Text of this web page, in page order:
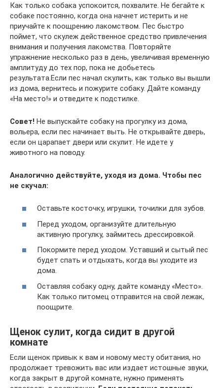
Как только собака успокоится, похвалите. Не бегайте к
собаке постоянно, когда она начнет истерить и не
приучайте к поощрению лакомством. Пес быстро
поймет, что скулеж действенное средство привлечения
внимания и получения лакомства. Повторяйте
упражнение несколько раз в день, увеличивая временную
амплитуду до тех пор, пока не добьетесь
результата.Если пес начал скулить, как только вы вышли
из дома, вернитесь и пожурите собаку. Дайте команду
«На место!» и отведите к подстилке.
Совет! Не выпускайте собаку на прогулку из дома,
вольера, если пес начинает выть. Не открывайте дверь,
если он царапает двери или скулит. Не идете у
животного на поводу.
Аналогично действуйте, уходя из дома. Чтобы пес
не скучал:
Оставьте косточку, игрушки, точилки для зубов.
Перед уходом, организуйте длительную
активную прогулку, займитесь дрессировкой.
Покормите перед уходом. Уставший и сытый пес
будет спать и отдыхать, когда вы уходите из
дома.
Оставляя собаку одну, дайте команду «Место».
Как только питомец отправится на свой лежак,
поощрите.
Щенок сулит, когда сидит в другой
комнате
Если щенок привык к вам и новому месту обитания, но
продолжает тревожить вас или издает истошные звуки,
когда закрыт в другой комнате, нужно применять